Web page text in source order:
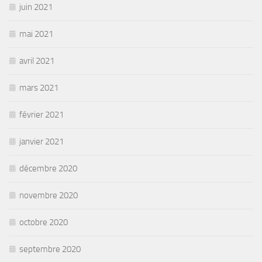
juin 2021
mai 2021
avril 2021
mars 2021
février 2021
janvier 2021
décembre 2020
novembre 2020
octobre 2020
septembre 2020